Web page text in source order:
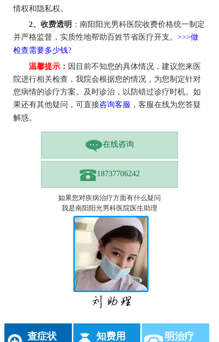
情权和隐私权。
2、收费透明 ：南阳阳光男科医院收费价格统一制定
并严格监督，实质性地帮助百姓节省医疗开支。 >>>做
检查需要多少钱?
温馨提示： 因目前不知您的具体情况，建议您来医
院进行相关检查，我院会根据您的情况，为您制定针对
您病情的诊疗方案。及时诊治，以防错过诊疗时机。如
果还有其他疑问，可直接咨询客服 ，客服在线为您答疑
解惑。
在线咨询
18737706242
如果您对疾病治疗方面有什么疑问
我是南阳阳光男科医院医生助理
查症状 知费用 明治疗